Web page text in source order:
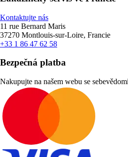
Kontaktujte nás
11 rue Bernard Maris
37270 Montlouis-sur-Loire, Francie
+33 1 86 47 62 58
Bezpečná platba
Nakupujte na našem webu se